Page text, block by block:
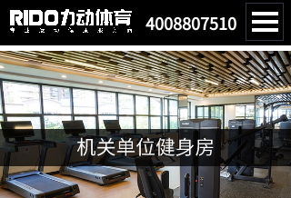
4008807510